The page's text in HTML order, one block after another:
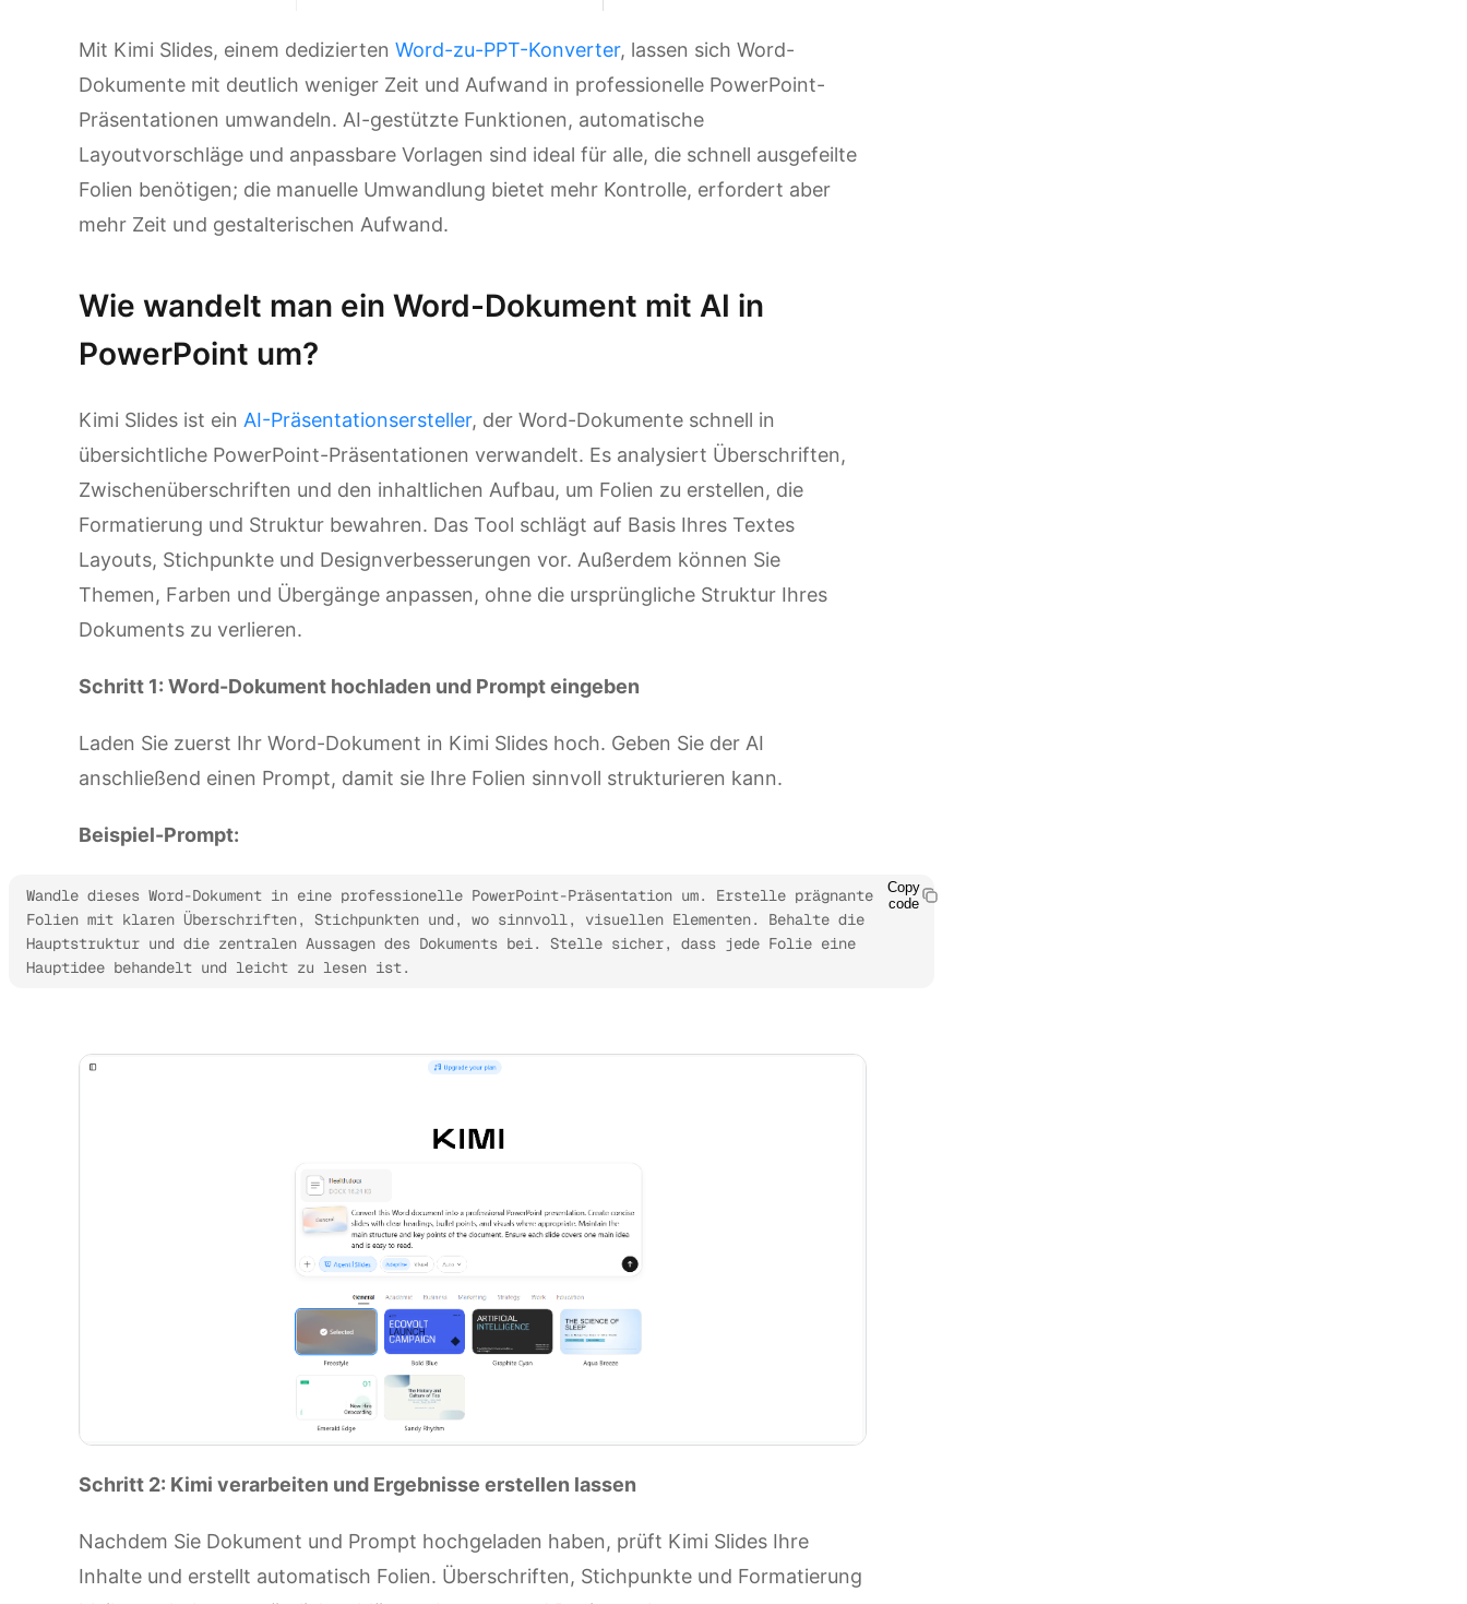
Mit Kimi Slides, einem dedizierten Word-zu-PPT-Konverter, lassen sich Word-
Dokumente mit deutlich weniger Zeit und Aufwand in professionelle PowerPoint-
Präsentationen umwandeln. AI-gestützte Funktionen, automatische
Layoutvorschläge und anpassbare Vorlagen sind ideal für alle, die schnell ausgefeilte
Folien benötigen; die manuelle Umwandlung bietet mehr Kontrolle, erfordert aber
mehr Zeit und gestalterischen Aufwand.
Wie wandelt man ein Word-Dokument mit AI in
PowerPoint um?
Kimi Slides ist ein AI-Präsentationsersteller, der Word-Dokumente schnell in
übersichtliche PowerPoint-Präsentationen verwandelt. Es analysiert Überschriften,
Zwischenüberschriften und den inhaltlichen Aufbau, um Folien zu erstellen, die
Formatierung und Struktur bewahren. Das Tool schlägt auf Basis Ihres Textes
Layouts, Stichpunkte und Designverbesserungen vor. Außerdem können Sie
Themen, Farben und Übergänge anpassen, ohne die ursprüngliche Struktur Ihres
Dokuments zu verlieren.
Schritt 1: Word-Dokument hochladen und Prompt eingeben
Laden Sie zuerst Ihr Word-Dokument in Kimi Slides hoch. Geben Sie der AI
anschließend einen Prompt, damit sie Ihre Folien sinnvoll strukturieren kann.
Beispiel-Prompt:
Wandle dieses Word-Dokument in eine professionelle PowerPoint-Präsentation um. Erstelle prägnante
Folien mit klaren Überschriften, Stichpunkten und, wo sinnvoll, visuellen Elementen. Behalte die
Hauptstruktur und die zentralen Aussagen des Dokuments bei. Stelle sicher, dass jede Folie eine
Hauptidee behandelt und leicht zu lesen ist.
Copy
code
Schritt 2: Kimi verarbeiten und Ergebnisse erstellen lassen
Nachdem Sie Dokument und Prompt hochgeladen haben, prüft Kimi Slides Ihre
Inhalte und erstellt automatisch Folien. Überschriften, Stichpunkte und Formatierung